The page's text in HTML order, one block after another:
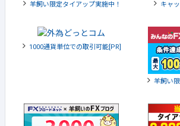
羊飼い限定タイアップ実施中！ キャ
1000通貨単位での取引可能[PR]
羊飼い